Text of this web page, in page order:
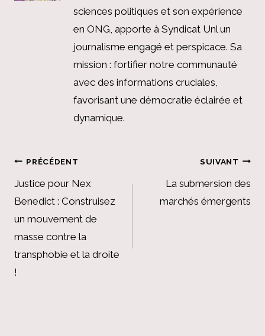
sciences politiques et son expérience
en ONG, apporte à Syndicat Unl un
journalisme engagé et perspicace. Sa
mission : fortifier notre communauté
avec des informations cruciales,
favorisant une démocratie éclairée et
dynamique.
Navigation
de
l’article
PRÉCÉDENT
Justice pour Nex
Benedict : Construisez
un mouvement de
masse contre la
transphobie et la droite
!
SUIVANT
La submersion des
marchés émergents